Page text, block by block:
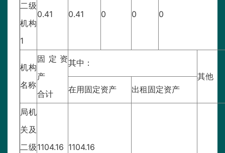
二级
机构
1
0.41 0.41 0 0 0
机构
名称
固定资
产
合计
其中：
其他
在用固定资产
出租固定资产
局机
关及
二级1104.16 1104.16